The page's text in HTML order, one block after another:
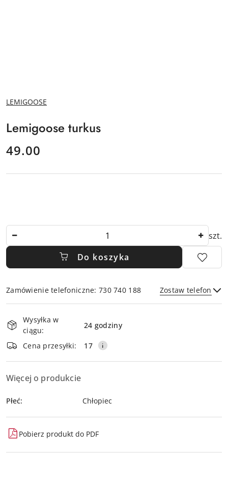
NAZWA
PRODUCENTA:
LEMIGOOSE
Lemigoose turkus
cena:
49.00
szt.
Do koszyka
Zamówienie telefoniczne: 730 740 188 Zostaw telefon
i
dostawa
Wysyłka w
ciągu:
24 godziny
Cena przesyłki: 17
Więcej o produkcie
Płeć: Chłopiec
Pobierz produkt do PDF